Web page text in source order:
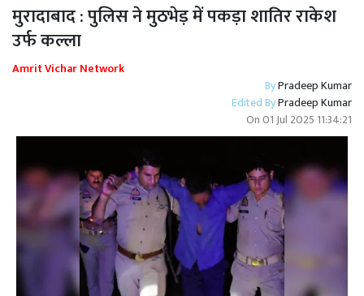
मुरादाबाद : पुलिस ने मुठभेड़ में पकड़ा शातिर राकेश
उर्फ कल्ला
Amrit Vichar Network
ByPradeep Kumar
Edited ByPradeep Kumar
On01 Jul 2025 11:34:21